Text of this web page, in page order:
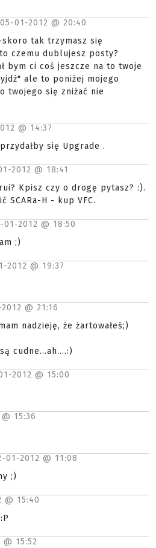
05-01-2012 @ 20:40
tak trzymasz się
czemu dublujesz posty?
bym ci coś jeszcze na to twoje
ale to poniżej mojego
twojego się zniżać nie
@ 14:37
się Upgrade .
2012 @ 18:41
Kpisz czy o drogę pytasz? :).
SCARa-H - kup VFC.
01-2012 @ 18:50
;)
2012 @ 19:37
@ 21:16
nadzieję, że żartowałeś;)
cudne...ah....:)
2012 @ 15:00
15:36
01-2012 @ 11:08
;)
@ 15:40
@ 15:52